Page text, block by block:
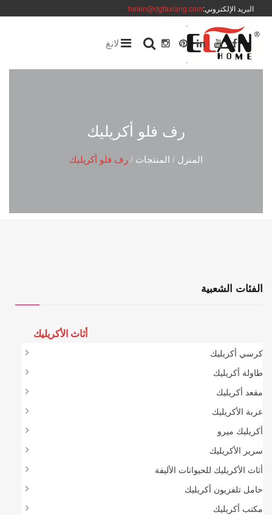
البريد الإلكتروني:helen@dgfaxiang.com
لانغ
رف فلو أكريليك
المنزل / المنتجات / رف فلو أكريليك
الفئات الشعبية
أثاث الأكريليك
كرسي أكريليك
طاولة أكريليك
مقعد أكريليك
عربة الأكريليك
أكريليك ميرو
سرير الأكريليك
أثاث الأكريليك للحيوانات الأليفة
حامل تلفزيون أكريليك
مكتب أكريليك